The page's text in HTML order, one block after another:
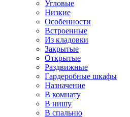
Угловые
Низкие
Особенности
Встроенные
Из кладовки
Закрытые
Открытые
Раздвижные
Гардеробные шкафы
Назначение
В комнату
В нишу
В спальню